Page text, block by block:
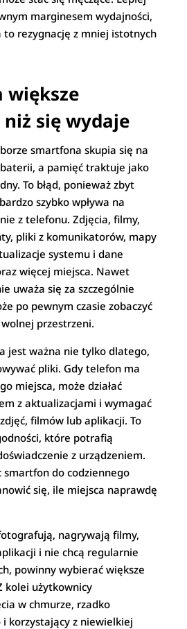
marginesem wydajności,
to rezygnację z mniej istotnych
większe
się wydaje
smartfona skupia się na
a pamięć traktuje jako
To błąd, ponieważ zbyt
szybko wpływa na
z telefonu. Zdjęcia, filmy,
pliki z komunikatorów, mapy
systemu i dane
więcej miejsca. Nawet
uważa się za szczególnie
po pewnym czasie zobaczyć
przestrzeni.
jest ważna nie tylko dlatego,
pliki. Gdy telefon ma
miejsca, może działać
z aktualizacjami i wymagać
filmów lub aplikacji. To
które potrafią
z urządzeniem.
do codziennego
się, ile miejsca naprawdę
nagrywają filmy,
i nie chcą regularnie
powinny wybierać większe
kolei użytkownicy
w chmurze, rzadko
korzystający z niewielkiej